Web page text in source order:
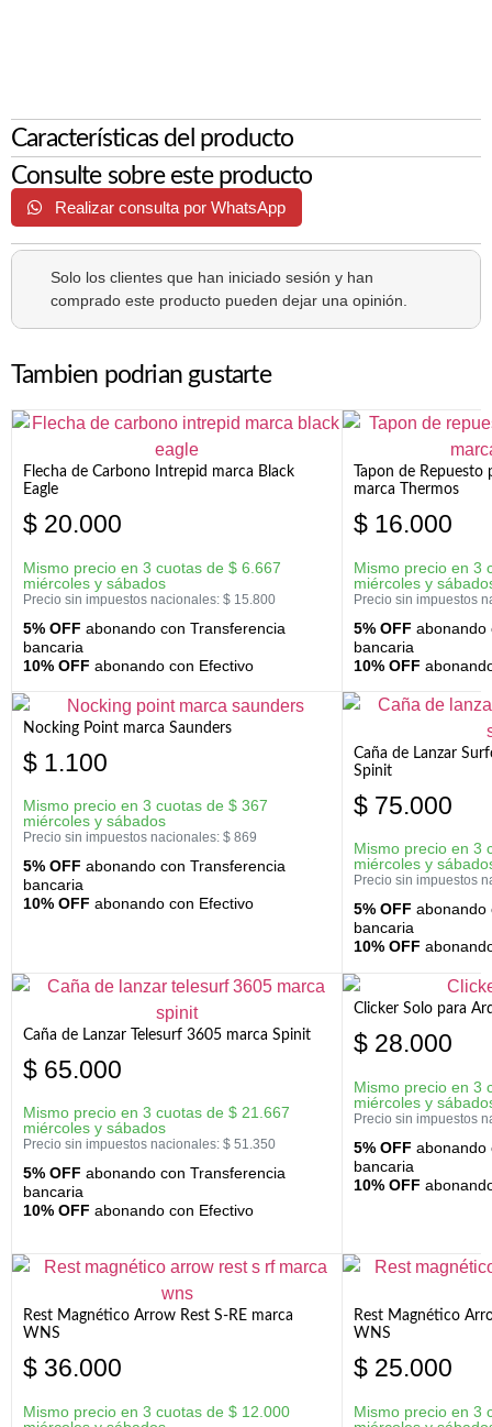
Características del producto
Consulte sobre este producto
Realizar consulta por WhatsApp
Solo los clientes que han iniciado sesión y han
comprado este producto pueden dejar una opinión.
Tambien podrian gustarte
Flecha de Carbono Intrepid marca Black
Eagle
$ 20.000
Mismo precio en 3 cuotas de $ 6.667
miércoles y sábados
Precio sin impuestos nacionales: $ 15.800
5% OFF abonando con Transferencia
bancaria
10% OFF abonando con Efectivo
Tapon de Repuesto
marca Thermos
$ 16.000
Mismo precio en 3
miércoles y
Precio sin impuestos
5% OFF abonando
bancaria
10% OFF
Nocking Point marca Saunders
$ 1.100
Mismo precio en 3 cuotas de $ 367
miércoles y sábados
Precio sin impuestos nacionales: $ 869
5% OFF abonando con Transferencia
bancaria
10% OFF abonando con Efectivo
Caña de Lanzar
Spinit
$ 75.000
Mismo precio en 3
miércoles y
Precio sin impuestos
5% OFF abonando
bancaria
10% OFF
Caña de Lanzar Telesurf 3605 marca Spinit
$ 65.000
Mismo precio en 3 cuotas de $ 21.667
miércoles y sábados
Precio sin impuestos nacionales: $ 51.350
5% OFF abonando con Transferencia
bancaria
10% OFF abonando con Efectivo
Clicker Solo para
$ 28.000
Mismo precio en 3
miércoles y
Precio sin impuestos
5% OFF abonando
bancaria
10% OFF
Rest Magnético Arrow Rest S-RE marca
WNS
$ 36.000
Mismo precio en 3 cuotas de $ 12.000
Rest Magnético
WNS
$ 25.000
Mismo precio en 3